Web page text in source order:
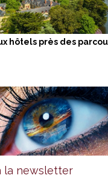
hôtels près des
la newsletter